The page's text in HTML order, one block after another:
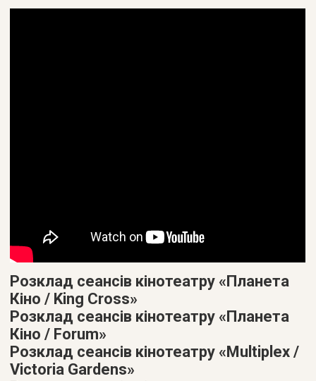
Розклад сеансів кінотеатру «Планета
Кіно / King Cross»
Розклад сеансів кінотеатру «Планета
Кіно / Forum»
Розклад сеансів кінотеатру «Multiplex /
Victoria Gardens»